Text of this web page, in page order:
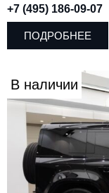
+7 (495) 186-09-07
ПОДРОБНЕЕ
В наличии